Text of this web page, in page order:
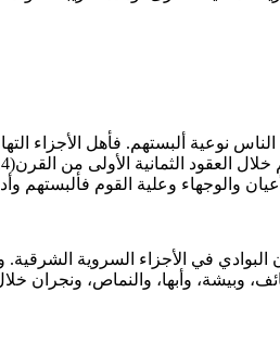
نوعية ألبستهم. فأهل الأجزاء
في الأجزاء السروية